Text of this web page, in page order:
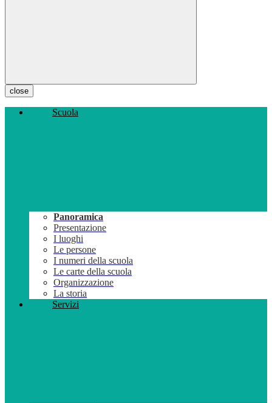
close
Scuola
Panoramica
Presentazione
I luoghi
Le persone
I numeri della scuola
Le carte della scuola
Organizzazione
La storia
Servizi